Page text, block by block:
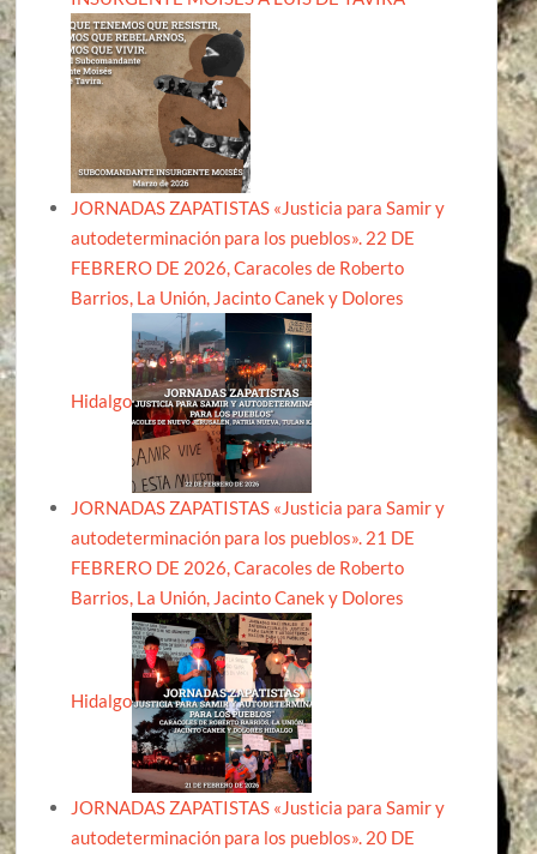
JORNADAS ZAPATISTAS «Justicia para Samir y
autodeterminación para los pueblos». 22 DE
FEBRERO DE 2026, Caracoles de Roberto
Barrios, La Unión, Jacinto Canek y Dolores
Hidalgo
JORNADAS ZAPATISTAS «Justicia para Samir y
autodeterminación para los pueblos». 21 DE
FEBRERO DE 2026, Caracoles de Roberto
Barrios, La Unión, Jacinto Canek y Dolores
Hidalgo
JORNADAS ZAPATISTAS «Justicia para Samir y
autodeterminación para los pueblos». 20 DE